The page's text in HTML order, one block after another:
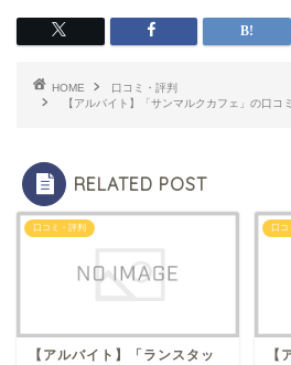
HOME
口コミ・評判
【アルバイト】「サンマルクカフェ」の口コ
RELATED POST
口コミ・評判
【アルバイト】「ランスタッ
口コ
【